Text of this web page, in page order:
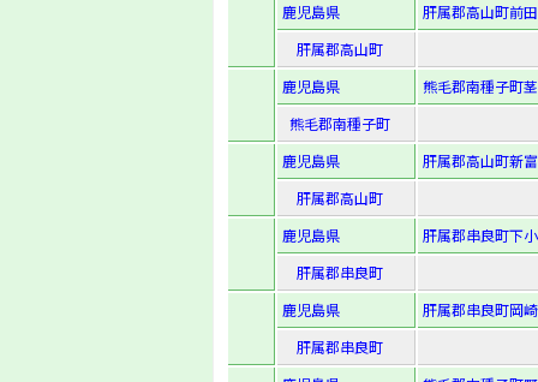
鹿児島県
肝属郡高山町前
肝属郡高山町
鹿児島県
熊毛郡南種子町
熊毛郡南種子町
鹿児島県
肝属郡高山町新
肝属郡高山町
鹿児島県
肝属郡串良町下
肝属郡串良町
鹿児島県
肝属郡串良町岡
肝属郡串良町